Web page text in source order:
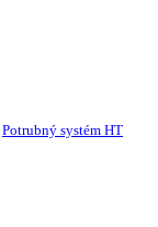
Potrubný systém HT